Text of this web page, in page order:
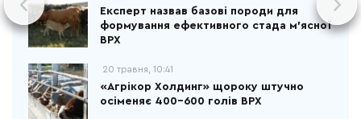
Експерт назвав базові породи для
формування ефективного стада м'ясної
ВРХ
20 травня, 10:41
«Агрікор Холдинг» щороку штучно
осіменяє 400-600 голів ВРХ